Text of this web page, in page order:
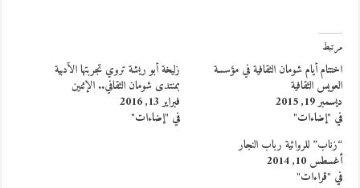
مرتبط
اختتام أيام شومان الثقافية في مؤسسة
العويس الثقافية
ديسمبر 19, 2015
في "إضاءات"
زليخة أبو ريشة تروي تجربتها الأدبية
بمنتدى شومان الثقافي.. الإثنين
فبراير 13, 2016
في "إضاءات"
“زناب” للروائية رباب النجار
أغسطس 10, 2014
في "قراءات"